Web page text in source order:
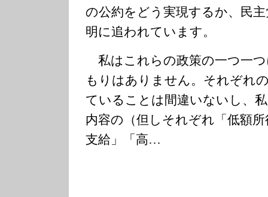
の公約をどう実現するか、民
明に追われています。
私はこれらの政策の一つ一
もりはありません。それぞれ
ていることは間違いないし、
内容の（但しそれぞれ「低額
支給」「高…